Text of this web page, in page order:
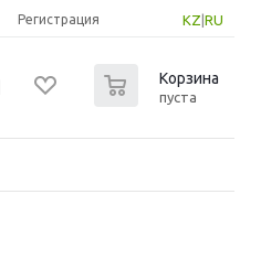
KZ RU
Регистрация
Корзина
пуста